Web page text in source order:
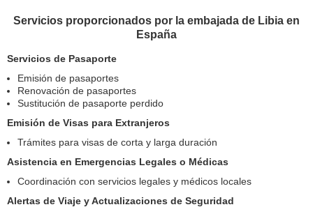
Servicios proporcionados por la embajada de Libia en
España
Servicios de Pasaporte
Emisión de pasaportes
Renovación de pasaportes
Sustitución de pasaporte perdido
Emisión de Visas para Extranjeros
Trámites para visas de corta y larga duración
Asistencia en Emergencias Legales o Médicas
Coordinación con servicios legales y médicos locales
Alertas de Viaje y Actualizaciones de Seguridad